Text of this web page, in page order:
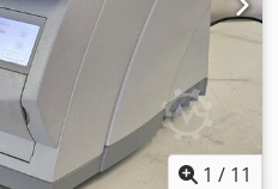
het apparaat
functioneert. Ideaal voor
1 / 11